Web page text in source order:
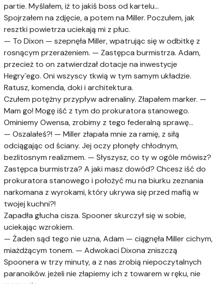
partie. Myślałem, iż to jakiś boss od kartelu...
Spojrzałem na zdjęcie, a potem na Miller. Poczułem, jak
resztki powietrza uciekają mi z płuc.
— To Dixon — szepnęła Miller, wpatrując się w odbitkę z
rosnącym przerażeniem. — Zastępca burmistrza. Adam,
przecież to on zatwierdzał dotacje na inwestycje
Hegry`ego. Oni wszyscy tkwią w tym samym układzie.
Ratusz, komenda, doki i architektura.
Czułem potężny przypływ adrenaliny. Złapałem marker. —
Mam go! Mogę iść z tym do prokuratora stanowego.
Ominiemy Owensa, zrobimy z tego federalną sprawę...
— Oszalałeś?! — Miller złapała mnie za ramię, z siłą
odciągając od ściany. Jej oczy płonęły chłodnym,
bezlitosnym realizmem. — Słyszysz, co ty w ogóle mówisz?
Zastępca burmistrza? A jaki masz dowód? Chcesz iść do
prokuratora stanowego i położyć mu na biurku zeznania
narkomana z wyrokami, który ukrywa się przed mafią w
twojej kuchni?!
Zapadła głucha cisza. Spooner skurczył się w sobie,
uciekając wzrokiem.
— Żaden sąd tego nie uzna, Adam — ciągnęła Miller cichym,
miażdżącym tonem. — Adwokaci Dixona zniszczą
Spoonera w trzy minuty, a z nas zrobią niepoczytalnych
paranoików. jeżeli nie złapiemy ich z towarem w ręku, nie